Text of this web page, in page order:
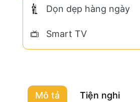
Dọn dẹp hàng ngày
Smart TV
Mô tả Tiện nghi